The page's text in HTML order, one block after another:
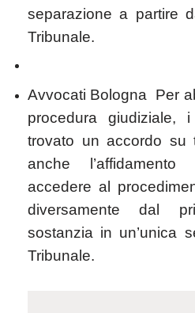
separazione a partire
Tribunale.
Avvocati Bologna Per
procedura giudiziale,
trovato un accordo su
anche
accedere al
diversamente dal
sostanzia in un’unica
Tribunale.